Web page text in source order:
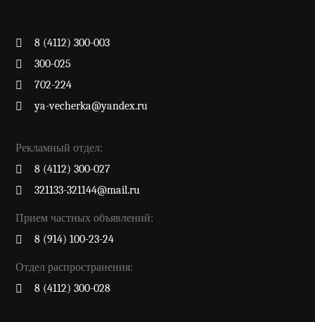
8 (4112) 300-003
300-025
702-224
ya-vecherka@yandex.ru
Рекламный отдел:
8 (4112) 300-027
321133-321144@mail.ru
Прием частных объявлений:
8 (914) 100-23-24
Отдел распространения:
8 (4112) 300-028